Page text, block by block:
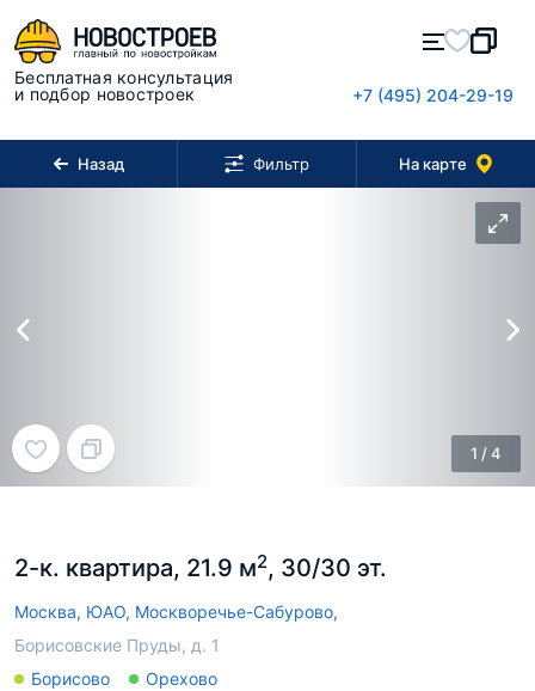
Бесплатная консультация
и подбор новостроек
+7 (495) 204-29-19
Назад Фильтр На карте
2-к. квартира, 21.9 м2, 30/30 эт.
Москва, ЮАО, Москворечье-Сабурово,
Борисовские Пруды, д. 1
Борисово
Орехово
1 /4